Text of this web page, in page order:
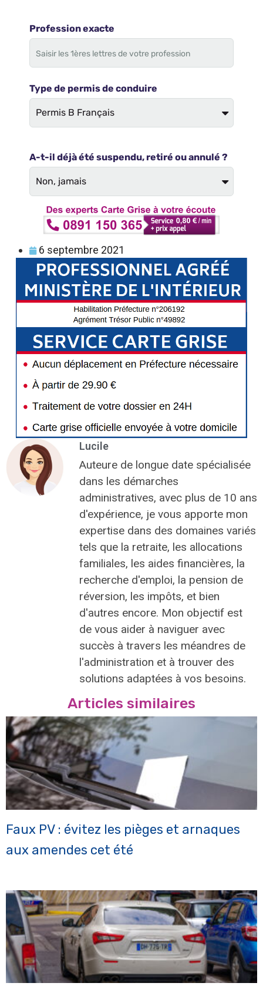
6 septembre 2021
Lucile
Auteure de longue date spécialisée
dans les démarches
administratives, avec plus de 10 ans
d'expérience, je vous apporte mon
expertise dans des domaines variés
tels que la retraite, les allocations
familiales, les aides financières, la
recherche d'emploi, la pension de
réversion, les impôts, et bien
d'autres encore. Mon objectif est
de vous aider à naviguer avec
succès à travers les méandres de
l'administration et à trouver des
solutions adaptées à vos besoins.
Articles similaires
Faux PV : évitez les pièges et arnaques
aux amendes cet été